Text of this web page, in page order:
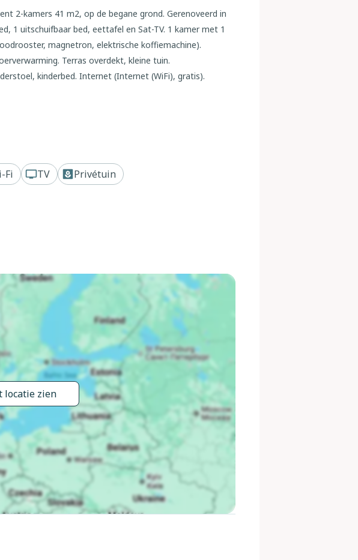
2-kamers 41 m2, op de begane grond. Gerenoveerd in
1 uitschuifbaar bed, eettafel en Sat-TV. 1 kamer met 1
magnetron, elektrische koffiemachine).
Terras overdekt, kleine tuin.
kinderbed. Internet (Internet (WiFi), gratis).
Friuli, 6 km van het centrum van Palmanova, 22 km
verzorgde tuin met gazon en bomen. Tennisbaan,
Fi TV Privétuin
locatie zien